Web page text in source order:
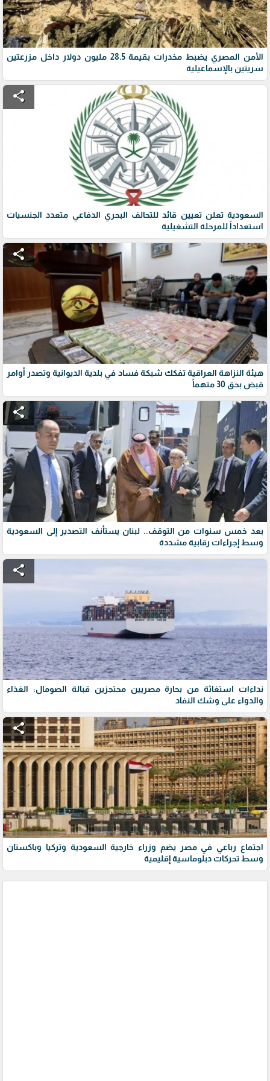
الأمن المصري يضبط مخدرات بقيمة 28.5 مليون دولار داخل مزرعتين
سريتين بالإسماعيلية
share
السعودية تعلن تعيين قائد للتحالف البحري الدفاعي متعدد الجنسيات
استعداداً للمرحلة التشغيلية
share
هيئة النزاهة العراقية تفكك شبكة فساد في بلدية الديوانية وتصدر أوامر
قبض بحق 30 متهماً
share
بعد خمس سنوات من التوقف.. لبنان يستأنف التصدير إلى السعودية
وسط إجراءات رقابية مشددة
share
نداءات استغاثة من بحارة مصريين محتجزين قبالة الصومال: الغذاء
والدواء على وشك النفاد
share
اجتماع رباعي في مصر يضم وزراء خارجية السعودية وتركيا وباكستان
وسط تحركات دبلوماسية إقليمية